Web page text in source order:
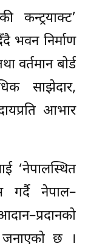
कन्ट्रयाक्ट’
भवन निर्माण
वर्तमान बोर्ड
साझेदार,
आभार
‘नेपालस्थित
गर्दै नेपाल–
जनाएको छ ।